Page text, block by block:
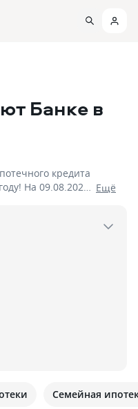
Банке в
кредита
На 09.08.2026
до 50 000 000!
Eщё
Семейная